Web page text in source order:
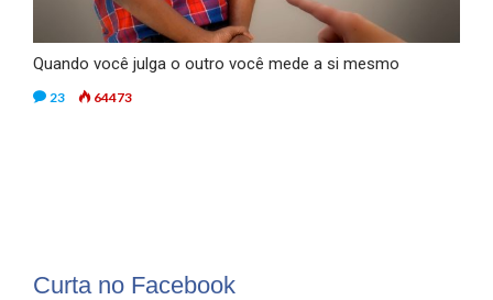
Quando você julga o outro você mede a si mesmo
23 64473
Curta no Facebook